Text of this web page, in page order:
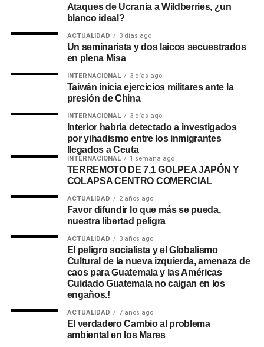
Ataques de Ucrania a Wildberries, ¿un
blanco ideal?
ACTUALIDAD 3 días ago
Un seminarista y dos laicos secuestrados
en plena Misa
INTERNACIONAL 3 días ago
Taiwán inicia ejercicios militares ante la
presión de China
INTERNACIONAL 3 días ago
Interior habría detectado a investigados
por yihadismo entre los inmigrantes
llegados a Ceuta
INTERNACIONAL 1 semana ago
TERREMOTO DE 7,1 GOLPEA JAPÓN Y
COLAPSA CENTRO COMERCIAL
ACTUALIDAD 2 años ago
Favor difundir lo que más se pueda,
nuestra libertad peligra
ACTUALIDAD 3 años ago
El peligro socialista y el Globalismo
Cultural de la nueva izquierda, amenaza de
caos para Guatemala y las Américas
Cuidado Guatemala no caigan en los
engaños.!
ACTUALIDAD 7 años ago
El verdadero Cambio al problema
ambiental en los Mares